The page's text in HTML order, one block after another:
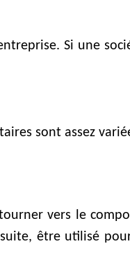
Si une
sont assez
vers le
être utilisé